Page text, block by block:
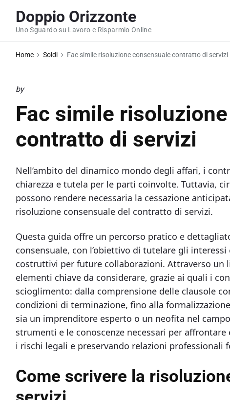
Doppio Orizzonte
Uno Sguardo su Lavoro e Risparmio Online
Home Soldi Fac simile risoluzione consensuale contratto di servizi
by
Fac simile
contratto di servizi
Nell’ambito del dinamico mondo degli affari, i
chiarezza e tutela per le parti coinvolte. Tuttavia,
possono rendere necessaria la cessazione
risoluzione consensuale del contratto di servizi.
Questa guida offre un percorso pratico e
consensuale, con l’obiettivo di tutelare gli
costruttivi per future collaborazioni. Attraverso
elementi chiave da considerare, grazie ai quali i
scioglimento: dalla comprensione delle clausole
condizioni di terminazione, fino alla
sia un imprenditore esperto o un neofita nel
strumenti e le conoscenze necessari per
i rischi legali e preservando relazioni professionali
Come scrivere la